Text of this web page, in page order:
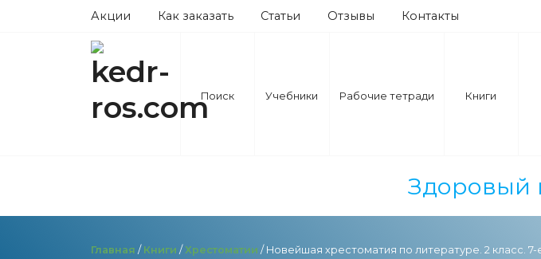
Акции Как заказать Статьи Отзывы Контакты
Поиск Учебники Рабочие тетради Книги
Здоровый
Главная / Книги / Хрестоматии / Новейшая хрестоматия по литературе. 2 класс.